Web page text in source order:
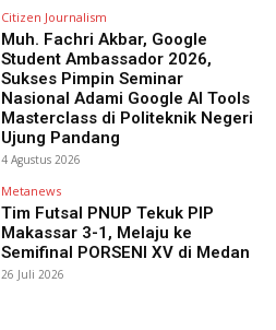
Citizen Journalism
Muh. Fachri Akbar, Google
Student Ambassador 2026,
Sukses Pimpin Seminar
Nasional Adami Google AI Tools
Masterclass di Politeknik Negeri
Ujung Pandang
4 Agustus 2026
Metanews
Tim Futsal PNUP Tekuk PIP
Makassar 3-1, Melaju ke
Semifinal PORSENI XV di Medan
26 Juli 2026